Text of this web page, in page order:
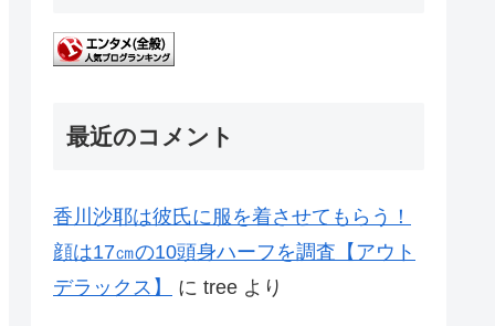
最近のコメント
香川沙耶は彼氏に服を着させてもらう！
顔は17㎝の10頭身ハーフを調査【アウト
デラックス】
に tree より